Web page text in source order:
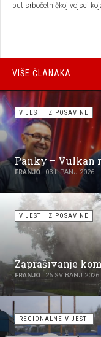
put srbočetničkoj vojsci
CURRENT EVENTS
VIŠE ČLANAKA
VIJESTI IZ POSAVINE
Panky – Vulkan
FRANJO 03 LIPANJ 2026
VIJESTI IZ POSAVINE
Zaprašivanje
FRANJO 26 SVIBANJ 2026
REGIONALNE VIJESTI